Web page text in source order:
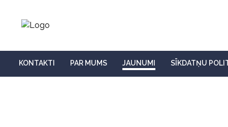
KONTAKTI PAR MUMS JAUNUMI SĪKDATŅU